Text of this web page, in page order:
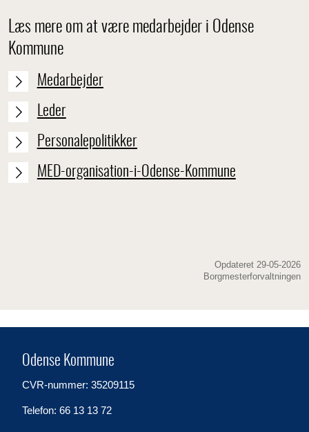
Læs mere om at være medarbejder i Odense
Kommune
Medarbejder
Leder
Personalepolitikker
MED-organisation-i-Odense-Kommune
Opdateret 29-05-2026
Borgmesterforvaltningen
Odense Kommune
CVR-nummer: 35209115
Telefon: 66 13 13 72